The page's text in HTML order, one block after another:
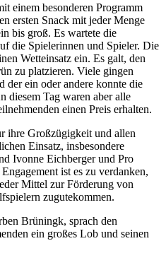
einem besonderen Programm
ersten Snack mit jeder Menge
bis groß. Es wartete die
die Spielerinnen und Spieler. Die
Wetteinsatz ein. Es galt, den
zu platzieren. Viele gingen
der ein oder andere konnte die
diesem Tag waren aber alle
einen Preis erhalten.
ihre Großzügigkeit und allen
Einsatz, insbesondere
Ivonne Eichberger und Pro
ist es zu verdanken,
Mittel zur Förderung von
zugutekommen.
Brüningk, sprach den
ein großes Lob und seinen